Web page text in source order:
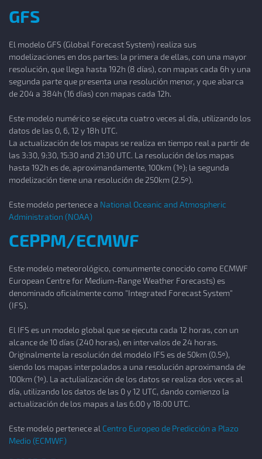
GFS
El modelo GFS (Global Forecast System) realiza sus
modelizaciones en dos partes: la primera de ellas, con una mayor
resolución, que llega hasta 192h (8 días), con mapas cada 6h y una
segunda parte que presenta una resolución menor, y que abarca
de 204 a 384h (16 días) con mapas cada 12h.
Este modelo numérico se ejecuta cuatro veces al día, utilizando los
datos de las 0, 6, 12 y 18h UTC.
La actualización de los mapas se realiza en tiempo real a partir de
las 3:30, 9:30, 15:30 and 21:30 UTC. La resolución de los mapas
hasta 192h es de, aproximandamente, 100km (1º); la segunda
modelización tiene una resolución de 250km (2.5º).
Este modelo pertenece a National Oceanic and Atmospheric
Administration (NOAA)
CEPPM/ECMWF
Este modelo meteorológico, comunmente conocido como ECMWF
European Centre for Medium-Range Weather Forecasts) es
denominado oficialmente como "Integrated Forecast System"
(IFS).
El IFS es un modelo global que se ejecuta cada 12 horas, con un
alcance de 10 días (240 horas), en intervalos de 24 horas.
Originalmente la resolución del modelo IFS es de 50km (0.5º),
siendo los mapas interpolados a una resolución aproximanda de
100km (1º). La actulialización de los datos se realiza dos veces al
día, utilizando los datos de las 0 y 12 UTC, dando comienzo la
actualización de los mapas a las 6:00 y 18:00 UTC.
Este modelo pertenece al Centro Europeo de Predicción a Plazo
Medio (ECMWF)